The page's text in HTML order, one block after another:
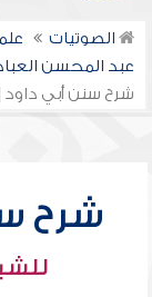
الصوتيات
عبد المحسن
شرح سنن أبي داود
شرح